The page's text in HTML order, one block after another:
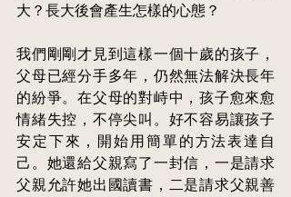
大？長大後會產生怎樣的心態？
我們剛剛才見到這樣一個十歲的孩子，
父母已經分手多年，仍然無法解決長年
的紛爭。在父母的對峙中，孩子愈來愈
情緒失控，不停尖叫。好不容易讓孩子
安定下來，開始用簡單的方法表達自
己。她還給父親寫了一封信，一是請求
父親允許她出國讀書，二是請求父親善